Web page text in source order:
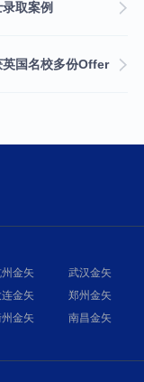
取案例
英国名校多份Offer
州金矢
武汉金矢
连金矢
郑州金矢
州金矢
南昌金矢